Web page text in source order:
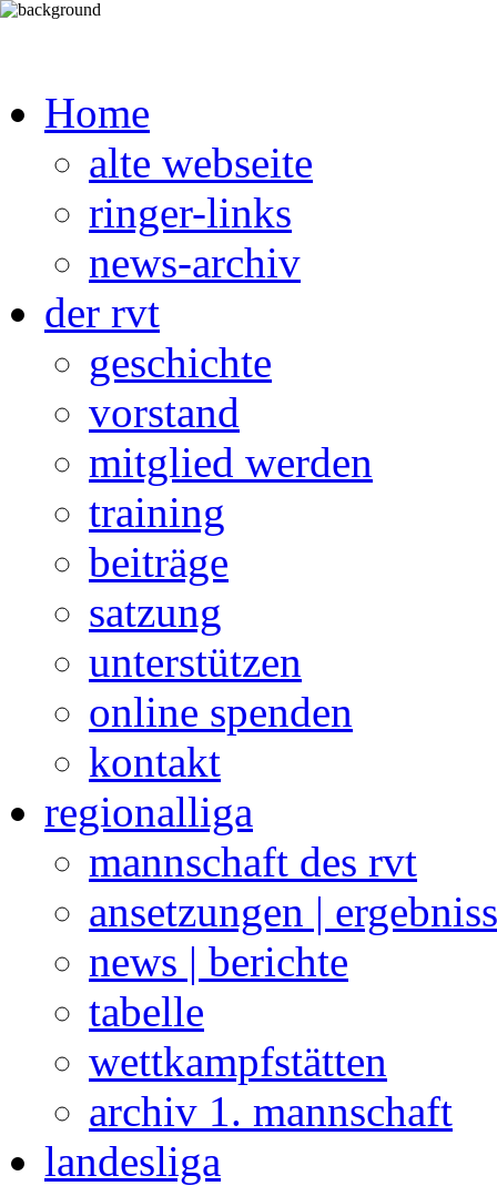
Home
alte webseite
ringer-links
news-archiv
der rvt
geschichte
vorstand
mitglied werden
training
beiträge
satzung
unterstützen
online spenden
kontakt
regionalliga
mannschaft des rvt
ansetzungen |
news | berichte
tabelle
wettkampfstätten
archiv 1. mannschaft
landesliga